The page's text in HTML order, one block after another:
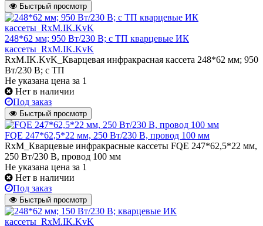
Быстрый просмотр
248*62 мм; 950 Вт/230 В; с ТП кварцевые ИК
кассеты_RxM.IK.KvK
RxM.IK.KvK_Кварцевая инфракрасная кассета 248*62 мм; 950
Вт/230 В; с ТП
Не указана цена за 1
Нет в наличии
Под заказ
Быстрый просмотр
FQE 247*62,5*22 мм, 250 Вт/230 В, провод 100 мм
RxM_Кварцевые инфракрасные кассеты FQE 247*62,5*22 мм,
250 Вт/230 В, провод 100 мм
Не указана цена за 1
Нет в наличии
Под заказ
Быстрый просмотр